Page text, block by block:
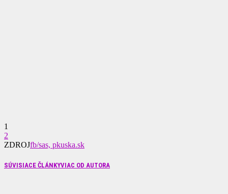
1
2
ZDROJfb/sas, pkuska.sk
SÚVISIACE ČLÁNKYVIAC OD AUTORA